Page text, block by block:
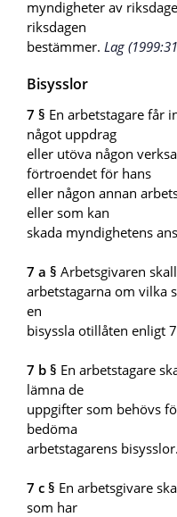
myndigheter av
riksdagen
bestämmer. Lag
Bisysslor
7 § En arbetstagare får
något uppdrag
eller utöva någon
förtroendet för hans
eller någon annan
eller som kan
skada myndighetens
7 a § Arbetsgivaren
arbetstagarna om vilka
en
bisyssla otillåten enligt
7 b § En arbetstagare
lämna de
uppgifter som behövs
bedöma
arbetstagarens bisysslor.
7 c § En arbetsgivare
som har